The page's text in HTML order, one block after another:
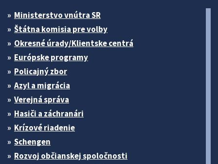
Ministerstvo vnútra SR
Štátna komisia pre volby
Okresné úrady/Klientske centrá
Európske programy
Policajný zbor
Azyl a migrácia
Verejná správa
Hasiči a záchranári
Krízové riadenie
Schengen
Rozvoj občianskej spoločnosti